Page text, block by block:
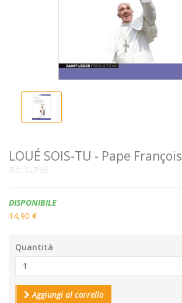
LOUÉ SOIS-TU - Pape François
Rif.: SLP66
Disponibilità:
DISPONIBILE
14,90 €
Quantità
Aggiungi al carrello